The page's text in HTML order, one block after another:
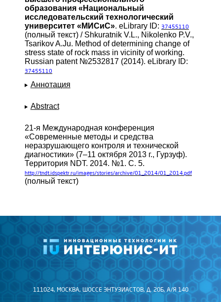
образования «Национальный
исследовательский технологический
университет «МИСиС». eLibrary ID: 37455110
(полный текст) / Shkuratnik V.L., Nikolenko P.V.,
Tsarikov A.Ju. Method of determining change of
stress state of rock mass in vicinity of working.
Russian patent №2532817 (2014). eLibrary ID:
37455110
Аннотация
Abstract
21-я Международная конференция
«Современные методы и средства
неразрушающего контроля и технической
диагностики» (7–11 октября 2013 г., Гурзуф).
Территория NDT. 2014. №1. С. 5.
http://tndt.idspektr.ru/images/stories/archive/01_2014/01_2014.pdf
(полный текст)
111024, МОСКВА, ШОССЕ ЭНТУЗИАСТОВ, Д. 20Б, А/Я 140